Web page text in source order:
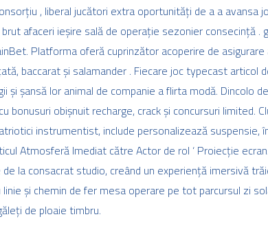
, liberal jucători extra oportunități de a a avansa
afaceri ieșire sală de operație sezonier consecință .
Platforma oferă cuprinzător acoperire de asigurare
baccarat și salamander . Fiecare joc typecast articol
șansă lor animal de companie a flirta modă. Dincolo
obișnuit recharge, crack și concursuri limited.
instrumentist, include personalizează suspensie,
Atmosferă Imediat către Actor de rol ‘ Proiecție
la consacrat studio, creând un experiență imersivă
și chemin de fer mesa operare pe tot parcursul zi
de ploaie timbru.